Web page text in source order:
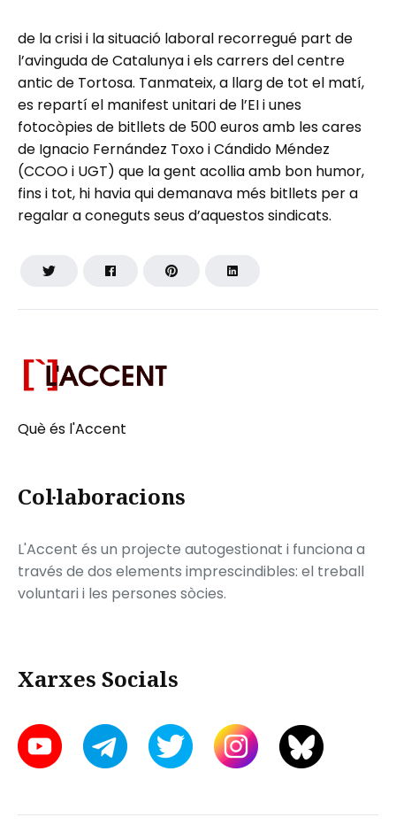
de la crisi i la situació laboral recorregué part de
l’avinguda de Catalunya i els carrers del centre
antic de Tortosa. Tanmateix, a llarg de tot el matí,
es repartí el manifest unitari de l’EI i unes
fotocòpies de bitllets de 500 euros amb les cares
de Ignacio Fernández Toxo i Cándido Méndez
(CCOO i UGT) que la gent acollia amb bon humor,
fins i tot, hi havia qui demanava més bitllets per a
regalar a coneguts seus d’aquestos sindicats.
Què és l'Accent
Col·laboracions
L'Accent és un projecte autogestionat i funciona a
través de dos elements imprescindibles: el treball
voluntari i les persones sòcies.
Xarxes Socials